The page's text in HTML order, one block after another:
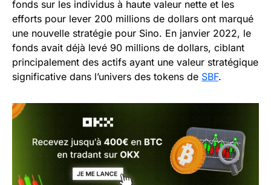
fonds sur les individus à haute valeur nette et les
efforts pour lever 200 millions de dollars ont marqué
une nouvelle stratégie pour Sino. En janvier 2022, le
fonds avait déjà levé 90 millions de dollars, ciblant
principalement des actifs ayant une valeur stratégique
significative dans l’univers des tokens de SBF.